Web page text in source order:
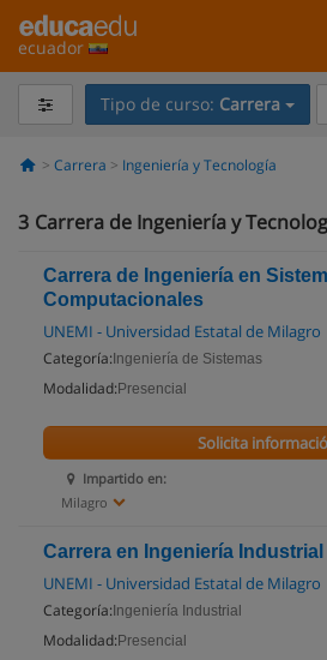
ecuador
Tipo de curso: Carrera
Carrera Ingeniería y Tecnología
3 Carrera de Ingeniería y
Carrera de Ingeniería en
Computacionales
UNEMI - Universidad Estatal de Milagro
Categoría: Ingeniería de Sistemas
Modalidad: Presencial
Impartido en:
Milagro
Solicita
Carrera en Ingeniería Industrial
UNEMI - Universidad Estatal de Milagro
Categoría: Ingeniería Industrial
Modalidad: Presencial